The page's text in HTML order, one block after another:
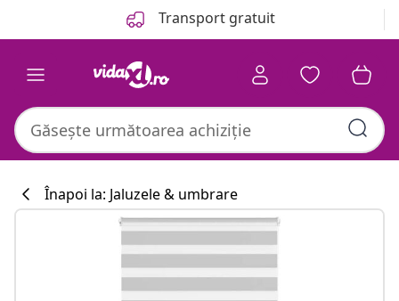
Transport gratuit
Înapoi la: Jaluzele & umbrare